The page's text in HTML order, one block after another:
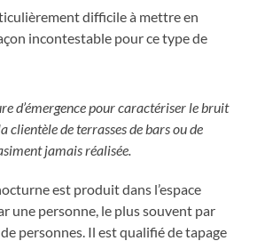
difficile à mettre en
incontestable pour ce type de
d’émergence pour caractériser le bruit
clientèle de terrasses de bars ou de
jamais réalisée.
est produit dans l’espace
une personne, le plus souvent par
personnes. Il est qualifié de tapage